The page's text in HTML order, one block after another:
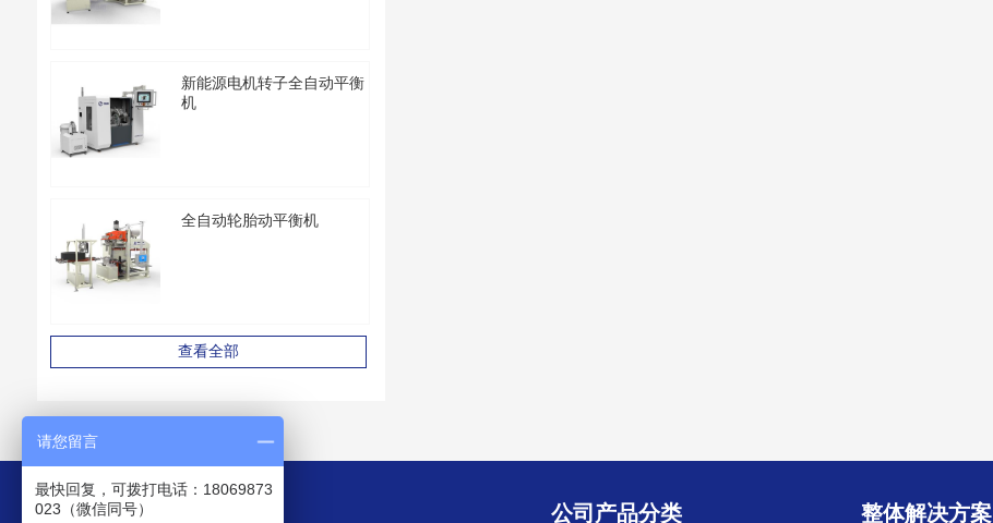
新能源电机转子全自动平衡
机
全自动轮胎动平衡机
查看全部
我们的联络方式 公司产品分类 整体解决方案
请您留言
最快回复，可拨打电话：18069873
023（微信同号）